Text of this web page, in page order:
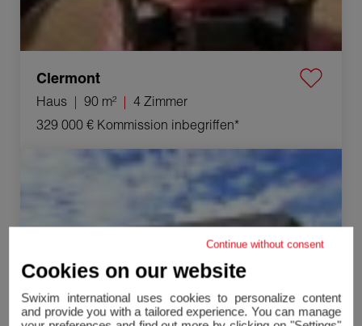
Clermont
Haus 90 m²
4 Zimmer
329 000 € Kommission inbegriffen*
Verkauf Appartement Chilly 4 Zimmer 83.83 m²
Continue without consent
Cookies on our website
Swixim international uses cookies to personalize content
and provide you with a tailored experience. You can manage